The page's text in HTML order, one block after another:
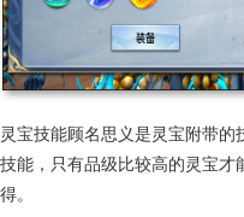
灵宝技能顾名思义是灵宝附带
技能，只有品级比较高的灵宝
得。